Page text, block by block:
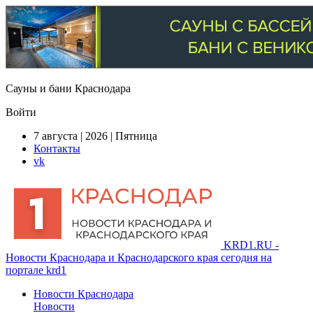
Сауны и бани Краснодара
Войти
7 августа | 2026 | Пятница
Контакты
vk
KRD1.RU -
Новости Краснодара и Краснодарского края сегодня на
портале krd1
Новости Краснодара
Новости